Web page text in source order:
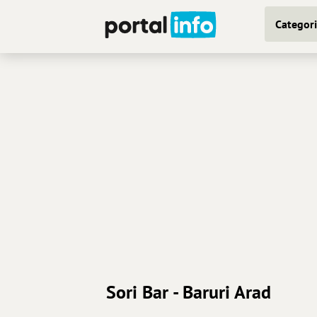
Sori Bar - Baruri Arad